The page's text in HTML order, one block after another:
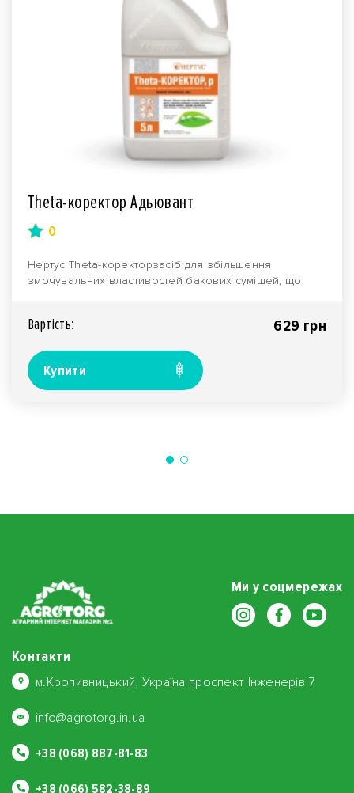
Theta-коректор Адьювант
0
Нертус Theta-коректорзасіб для збільшення
змочувальних властивостей бакових сумішей, що
Вартiсть: 629 грн
Купити
Ми у соцмережах
Контакти
м.Кропивницький, Україна проспект Інженерів 7
info@agrotorg.in.ua
+38 (068) 887-81-83
+38 (066) 582-38-89